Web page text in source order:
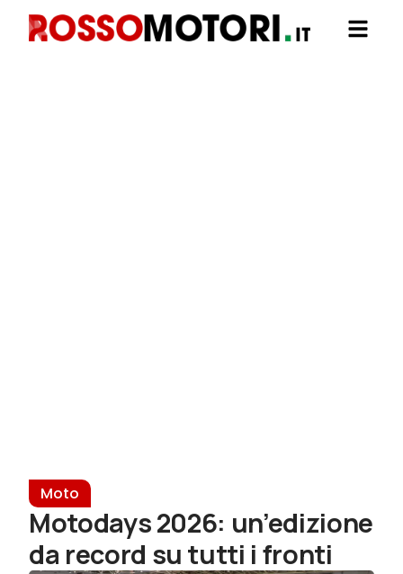
Moto
Motodays 2026: un’edizione
da record su tutti i fronti